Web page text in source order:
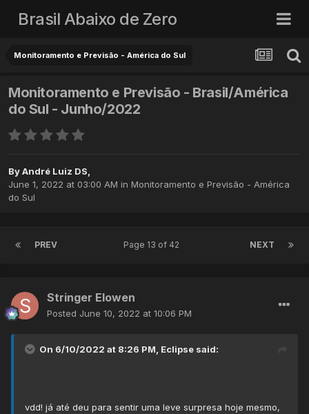
Brasil Abaixo de Zero
Monitoramento e Previsão - América do Sul
Monitoramento e Previsão - Brasil/América
do Sul - Junho/2022
ByAndré Luiz DS,
June 1, 2022 at 03:00 AM in Monitoramento e Previsão - América
do Sul
PREV NEXT
Page 13 of 42
Stringer Elowen
Posted June 10, 2022 at 10:06 PM
On 6/10/2022 at 8:26 PM, Eclipse said:
vdd! já até deu para sentir uma leve surpresa hoje mesmo,